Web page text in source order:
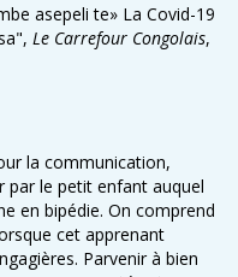
asepeli te» La Covid-19
Le Carrefour Congolais,
la communication,
par le petit enfant auquel
en bipédie. On comprend
cet apprenant
Parvenir à bien